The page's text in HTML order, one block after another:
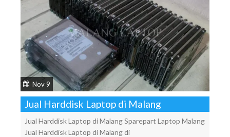
Nov 9
Jual Harddisk Laptop di Malang
Jual Harddisk Laptop di Malang Sparepart Laptop Malang
Jual Harddisk Laptop di Malang di